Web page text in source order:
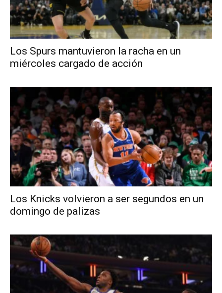
Los Spurs mantuvieron la racha en un
miércoles cargado de acción
Los Knicks volvieron a ser segundos en un
domingo de palizas